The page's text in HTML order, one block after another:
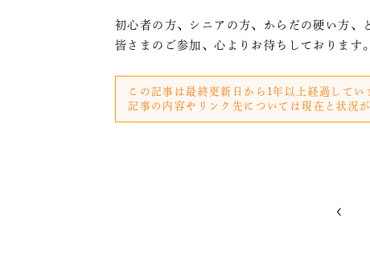
初心者の方、シニアの方、からだの硬い方、
皆さまのご参加、心よりお待ちしております。
この記事は最終更新日から1年以上経過してい
記事の内容やリンク先については現在と状況